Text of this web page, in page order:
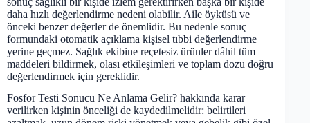
daha hızlı değerlendirme nedeni olabilir. Aile öyküsü ve
önceki benzer değerler de önemlidir. Bu nedenle sonuç
formundaki otomatik açıklama kişisel tıbbi değerlendirme
yerine geçmez. Sağlık ekibine reçetesiz ürünler dâhil tüm
maddeleri bildirmek, olası etkileşimleri ve toplam dozu doğru
değerlendirmek için gereklidir.
Fosfor Testi Sonucu Ne Anlama Gelir? hakkında karar
verilirken kişinin önceliği de kaydedilmelidir: belirtileri